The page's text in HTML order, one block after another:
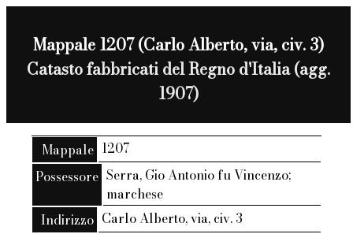
Mappale 1207 (Carlo Alberto, via, civ. 3)
Catasto fabbricati del Regno d'Italia (agg.
1907)
Mappale 1207
Possessore Serra, Gio Antonio fu Vincenzo;
marchese
Indirizzo Carlo Alberto, via, civ. 3